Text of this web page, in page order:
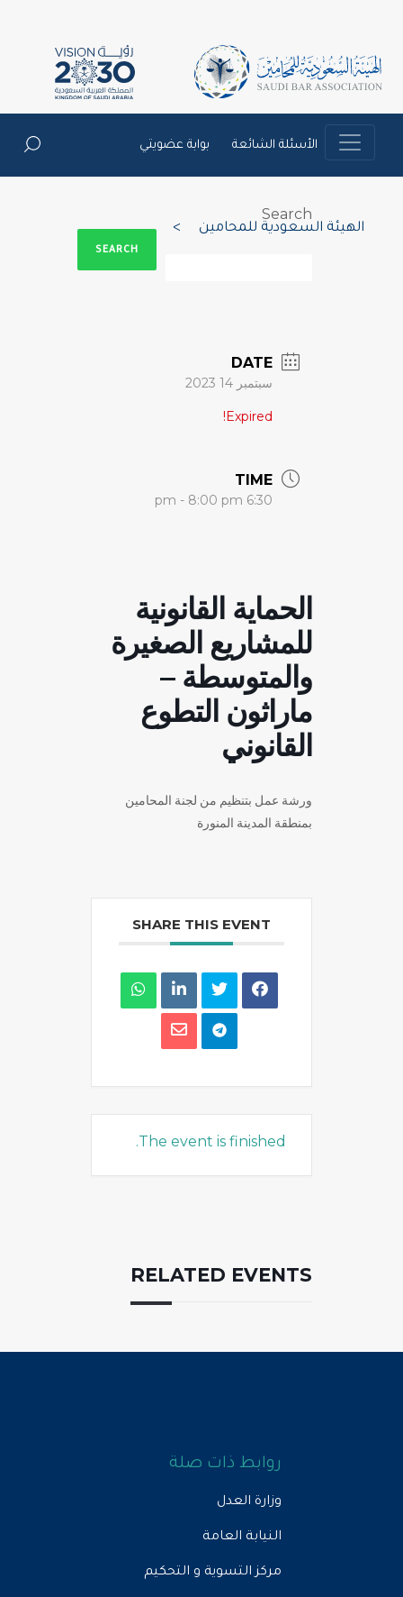
الأسئلة الشائعة بوابة عضويتي
الهيئة السعودية للمحامين
Search
SEARCH
DATE
سبتمبر 14 2023
Expired!
TIME
6:30 pm - 8:00 pm
الحماية القانونية
للمشاريع الصغيرة
والمتوسطة –
ماراثون التطوع
القانوني
ورشة عمل بتنظيم من لجنة المحامين
بمنطقة المدينة المنورة
SHARE THIS EVENT
The event is finished.
RELATED EVENTS
روابط ذات صلة
وزارة العدل
النيابة العامة
مركز التسوية و التحكيم